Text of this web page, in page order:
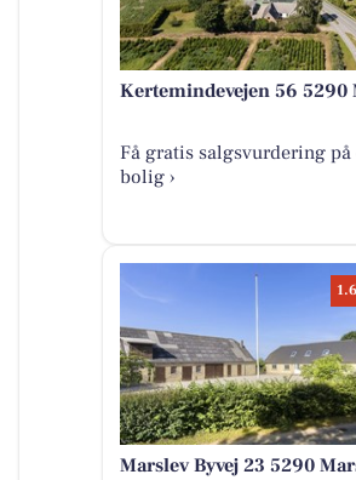
Kertemindevejen 56 5290
Få gratis salgsvurdering
bolig ›
Marslev Byvej 23 5290